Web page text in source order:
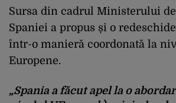
Sursa din cadrul Ministerului
Spaniei a propus și o
într-o manieră coordonată la
Europene.
„Spania a făcut apel la o